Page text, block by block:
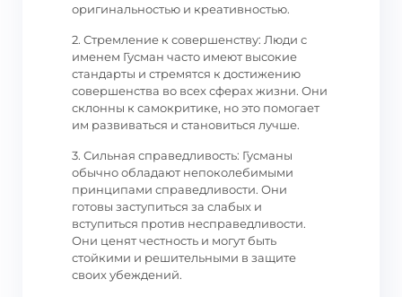
оригинальностью и креативностью.
2. Стремление к совершенству: Люди с
именем Гусман часто имеют высокие
стандарты и стремятся к достижению
совершенства во всех сферах жизни. Они
склонны к самокритике, но это помогает
им развиваться и становиться лучше.
3. Сильная справедливость: Гусманы
обычно обладают непоколебимыми
принципами справедливости. Они
готовы заступиться за слабых и
вступиться против несправедливости.
Они ценят честность и могут быть
стойкими и решительными в защите
своих убеждений.